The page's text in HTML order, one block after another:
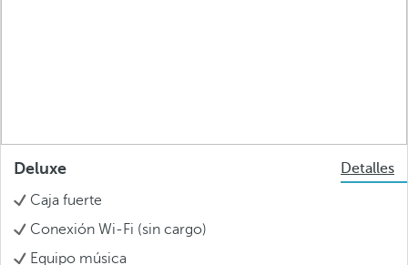
Deluxe
Detalles
Caja fuerte
Conexión Wi-Fi (sin cargo)
Equipo música